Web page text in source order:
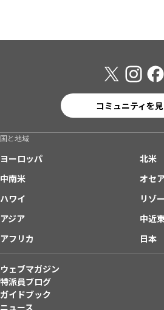
コミュニティを
国と地域
ヨーロッパ
北米
中南米
オセ
ハワイ
リゾ
アジア
中近
アフリカ
日本
ウェブマガジン
特派員ブログ
ガイドブック
ニュース